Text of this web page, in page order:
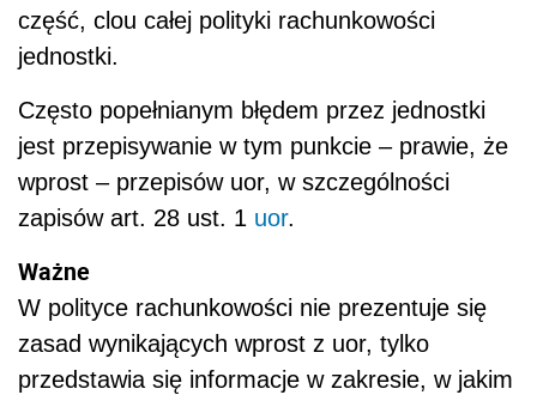
część, clou całej polityki rachunkowości
jednostki.
Często popełnianym błędem przez jednostki
jest przepisywanie w tym punkcie – prawie, że
wprost – przepisów uor, w szczególności
zapisów art. 28 ust. 1 uor.
Ważne
W polityce rachunkowości nie prezentuje się
zasad wynikających wprost z uor, tylko
przedstawia się informacje w zakresie, w jakim